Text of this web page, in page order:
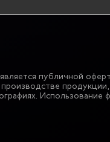
публичной